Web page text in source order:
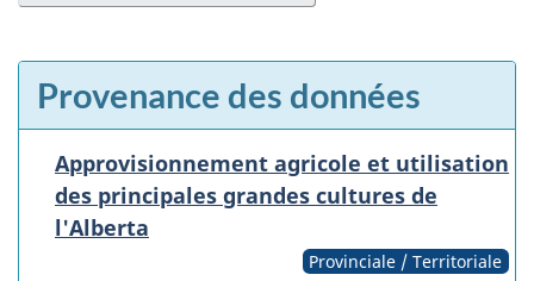
Provenance des données
Approvisionnement agricole et utilisation
des principales grandes cultures de
l'Alberta
Provinciale / Territoriale